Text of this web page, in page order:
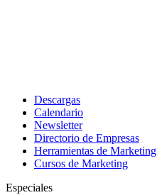
Descargas
Calendario
Newsletter
Directorio de Empresas
Herramientas de Marketing
Cursos de Marketing
Especiales